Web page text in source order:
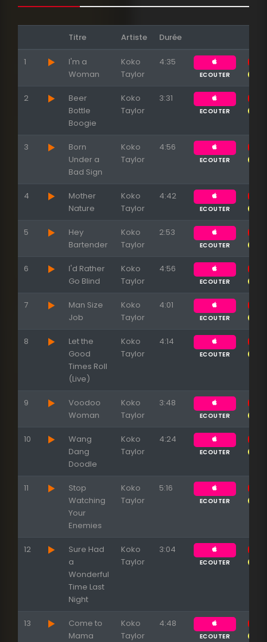
Appuyez sur ENTREE pour valider...
Titre Artiste Durée
1
I'm a
Woman
Koko
Taylor
4:35
ECOUTER
2
Beer
Bottle
Boogie
Koko
Taylor
3:31
ECOUTER
3
Born
Under a
Bad Sign
Koko
Taylor
4:56
ECOUTER
4
Mother
Nature
Koko
Taylor
4:42
ECOUTER
5
Hey
Bartender
Koko
Taylor
2:53
ECOUTER
6
I'd Rather
Go Blind
Koko
Taylor
4:56
ECOUTER
7
Man Size
Job
Koko
Taylor
4:01
ECOUTER
8
Let the
Good
Times Roll
(Live)
Koko
Taylor
4:14
ECOUTER
9
Voodoo
Woman
Koko
Taylor
3:48
ECOUTER
10
Wang
Dang
Doodle
Koko
Taylor
4:24
ECOUTER
11
Stop
Watching
Your
Enemies
Koko
Taylor
5:16
ECOUTER
12
Sure Had
a
Wonderful
Time Last
Night
Koko
Taylor
3:04
ECOUTER
13
Come to
Mama
Koko
Taylor
4:48
ECOUTER